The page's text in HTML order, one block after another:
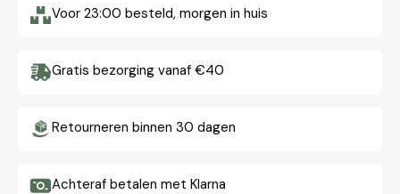
Zwart
delig)
Zwart
delig)
Voor 23:00 besteld, morgen in huis
Gratis bezorging vanaf €40
Retourneren binnen 30 dagen
Achteraf betalen met Klarna